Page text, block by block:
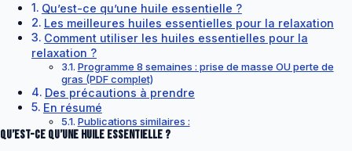
Qu’est-ce qu’une huile essentielle ?
Les meilleures huiles essentielles pour la relaxation
Comment utiliser les huiles essentielles pour la
relaxation ?
Programme 8 semaines : prise de masse OU perte de
gras (PDF complet)
Des précautions à prendre
En résumé
Publications similaires :
Qu’est-ce qu’une huile essentielle ?